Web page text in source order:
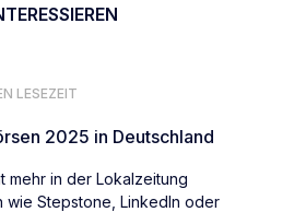
LESEZEIT
2025 in Deutschland
mehr in der Lokalzeitung
wie Stepstone, LinkedIn oder